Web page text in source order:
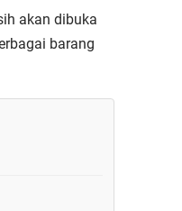
akan dibuka
barang